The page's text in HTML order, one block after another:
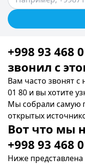
+998 93 468
звонил c
Вам часто звонят с
01 80 и вы хотите
Мы собрали самую
открытых
Вот что мы
+998 93 468
Ниже